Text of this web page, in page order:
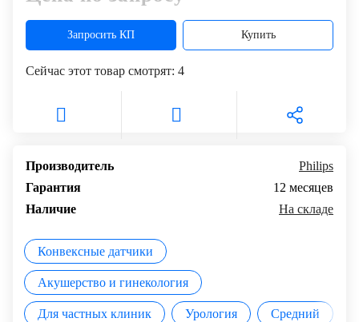
Запросить КП Купить
Сейчас этот товар смотрят: 4
Производитель
Philips
Гарантия
12 месяцев
Наличие
На складе
Конвексные датчики
Акушерство и гинекология
Для частных клиник Урология Средний